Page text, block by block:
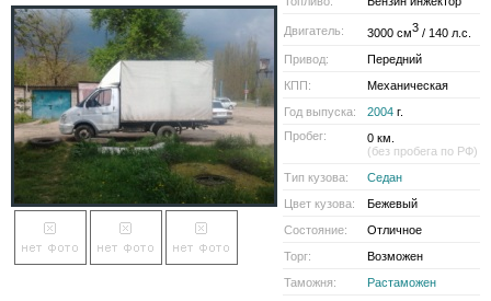
Двигатель: 3000 см3 / 140 л.с.
Привод:
Передний
КПП:
Механическая
Год выпуска:
2004 г.
Пробег:
0 км.
(без пробега по РФ)
Тип кузова:
Седан
Цвет кузова:
Бежевый
Состояние:
Отличное
Торг:
Возможен
Таможня:
Растаможен